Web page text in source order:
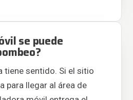
se puede
tiene sentido. Si el sitio
para llegar al área de